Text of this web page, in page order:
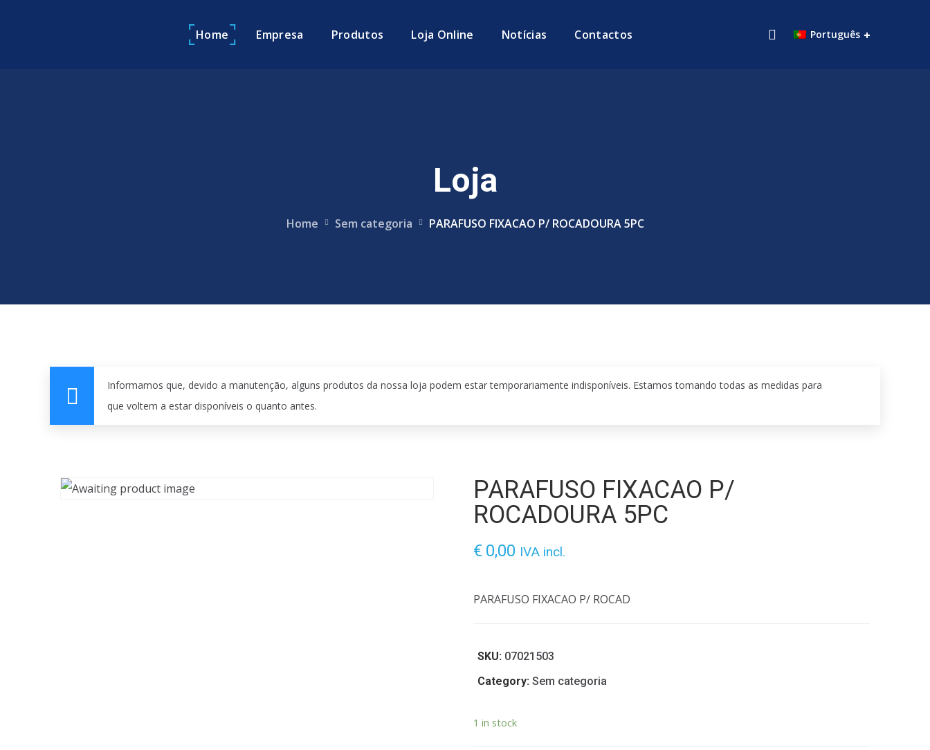
Home Empresa Produtos Loja Online Notícias Contactos Português
Loja
Home Sem categoria PARAFUSO FIXACAO P/ ROCADOURA 5PC
Informamos que, devido a manutenção, alguns produtos da nossa loja podem estar temporariamente indisponíveis. Estamos tomando todas as medidas para
que voltem a estar disponíveis o quanto antes.
PARAFUSO FIXACAO P/
ROCADOURA 5PC
€ 0,00 IVA incl.
PARAFUSO FIXACAO P/ ROCAD
SKU: 07021503
Category: Sem categoria
1 in stock